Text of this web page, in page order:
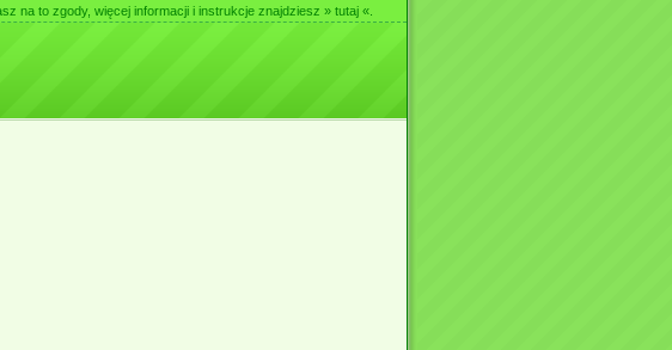
na to zgody, więcej informacji i instrukcje znajdziesz » tutaj «